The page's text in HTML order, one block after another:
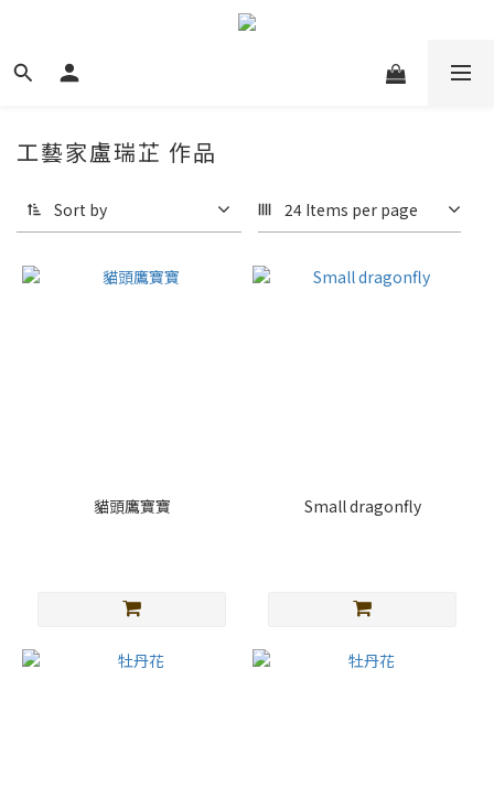
工藝家盧瑞芷 作品
Sort by 24 Items per page
貓頭鷹寶寶 Small dragonfly